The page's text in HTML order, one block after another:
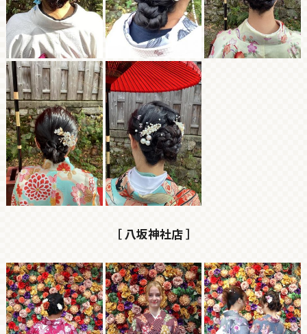
［ 八坂神社店 ］